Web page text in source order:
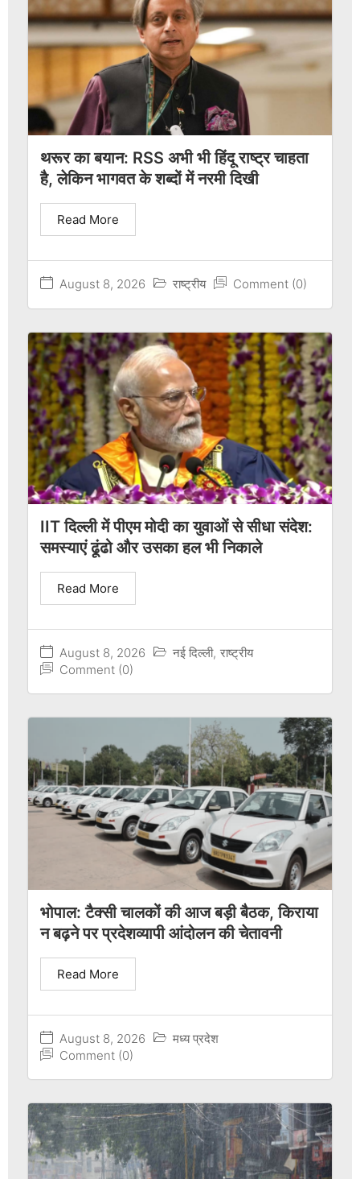
थरूर का बयान: RSS अभी भी हिंदू राष्ट्र चाहता
है, लेकिन भागवत के शब्दों में नरमी दिखी
August 8, 2026 राष्ट्रीय Comment (0)
Read More
IIT दिल्ली में पीएम मोदी का युवाओं से सीधा संदेश:
समस्याएं ढूंढो और उसका हल भी निकाले
August 8, 2026 नई दिल्ली, राष्ट्रीय
Comment (0)
Read More
भोपाल: टैक्सी चालकों की आज बड़ी बैठक, किराया
न बढ़ने पर प्रदेशव्यापी आंदोलन की चेतावनी
August 8, 2026
मध्य प्रदेश
Comment (0)
Read More